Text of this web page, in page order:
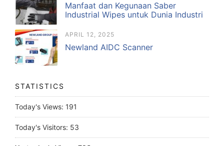
Manfaat dan Kegunaan Saber
Industrial Wipes untuk Dunia Industri
APRIL 12, 2025
Newland AIDC Scanner
STATISTICS
Today's Views: 191
Today's Visitors: 53